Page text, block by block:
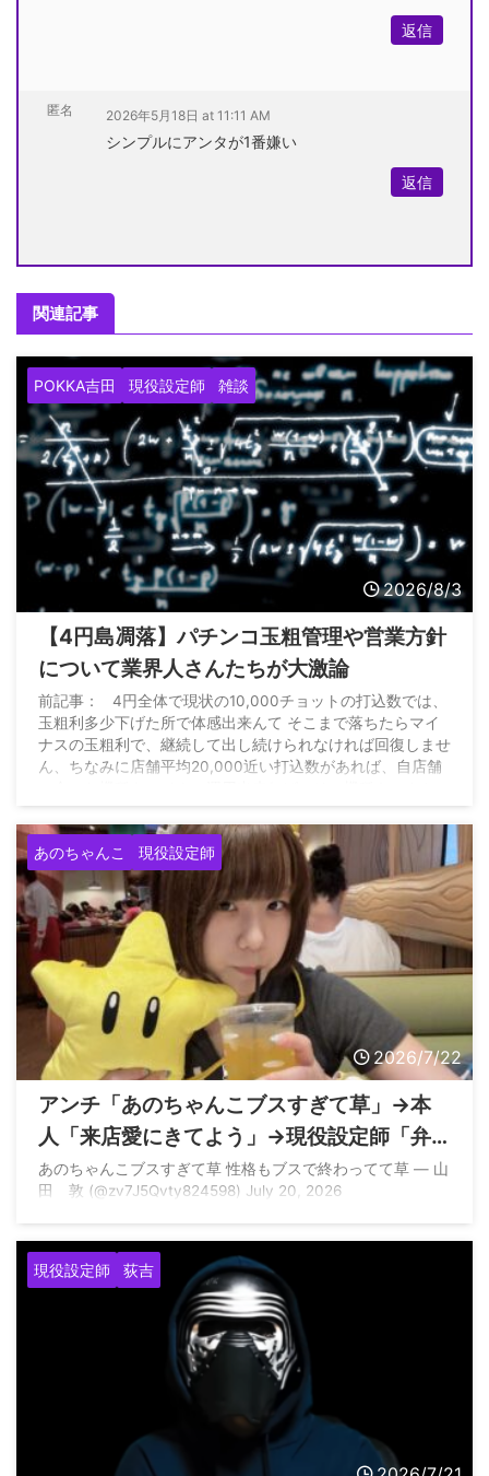
返信
匿名 2026年5月18日 at 11:11 AM
シンプルにアンタが1番嫌い
返信
関連記事
POKKA吉田 現役設定師 雑談
2026/8/3
【4円島凋落】パチンコ玉粗管理や営業方針
について業界人さんたちが大激論
前記事： 4円全体で現状の10,000チョットの打込数では、
玉粗利多少下げた所で体感出来んて そこまで落ちたらマイ
ナスの玉粗利で、継続して出し続けられなければ回復しませ
ん、ちなみに店舗平均20,000近い打込数があれば、自店舗
の上のパチンコ店 (@P_market56) August 2, 2026
あのちゃんこ 現役設定師
2026/7/22
アンチ「あのちゃんこブスすぎて草」→本
人「来店愛にきてよう」→現役設定師「弁
護士いつでも紹介しますよ笑」
あのちゃんこブスすぎて草 性格もブスで終わってて草 — 山
田 敦 (@zv7J5Qvty824598) July 20, 2026
現役設定師 荻吉